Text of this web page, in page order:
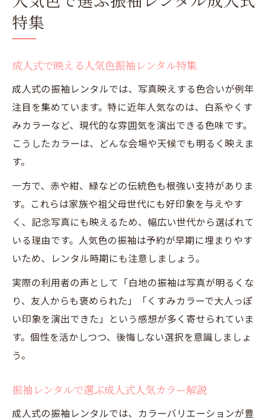
特集
成人式で映える人気色振袖レンタル特集
成人式の振袖レンタルでは、写真映えする色合いが例年
注目を集めています。特に近年人気なのは、白系やくす
みカラーなど、現代的な雰囲気を演出できる色味です。
こうしたカラーは、どんな会場や天候でも明るく映えま
す。
一方で、赤や紺、緑などの伝統色も根強い支持がありま
す。これらは家族や祖父母世代にも好印象を与えやす
く、記念写真にも映えるため、幅広い世代から選ばれて
いる理由です。人気色の振袖は予約が早期に埋まりやす
いため、レンタル時期にも注意しましょう。
実際の利用者の声として「白地の振袖は写真が明るくな
り、友人からも褒められた」「くすみカラーで大人っぽ
い印象を演出できた」という感想が多く寄せられていま
す。個性を活かしつつ、後悔しない選択を意識しましょ
う。
振袖レンタルで選ぶ成人式人気カラー解説
成人式の振袖レンタルでは、カラーバリエーションが豊